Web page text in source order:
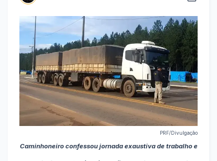
PRF/Divulgação
Caminhoneiro confessou jornada exaustiva de trabalho e